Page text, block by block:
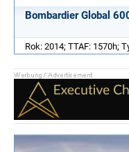
Bombardier Global
Rok: 2014; TTAF: 1570h;